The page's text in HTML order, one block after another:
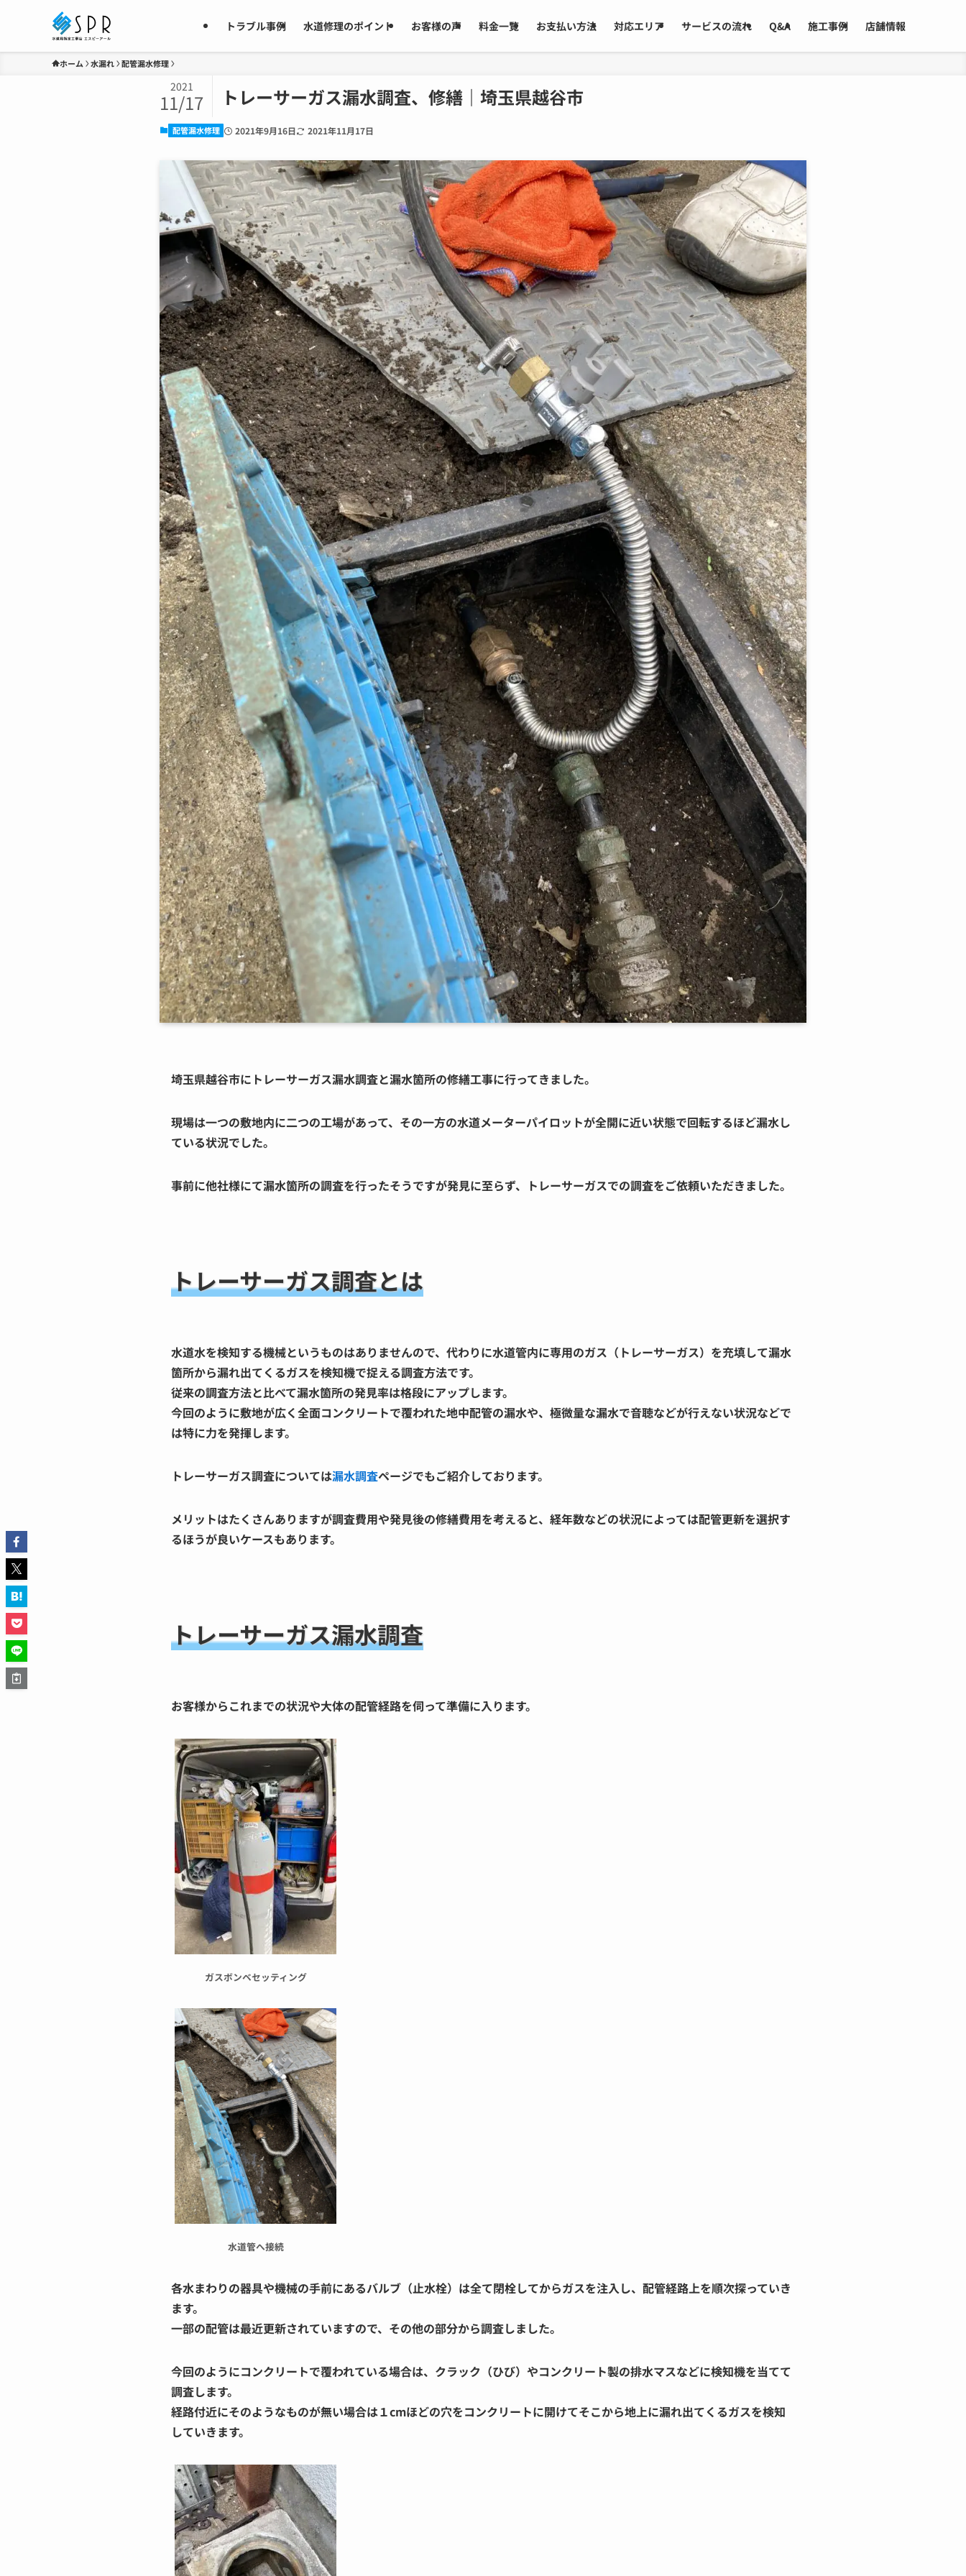
トラブル事例 水道修理のポイント お客様の声 料金一覧 お支払い方法 対応エリア サービスの流れ Q&A 施工事例 店舗情報
ホーム 水漏れ 配管漏水修理
トレーサーガス漏水調査、修繕｜埼玉県越谷市
2021
11/17
配管漏水修理 2021年9月16日 2021年11月17日
埼玉県越谷市にトレーサーガス漏水調査と漏水箇所の修繕工事に行ってきました。
現場は一つの敷地内に二つの工場があって、その一方の水道メーターパイロットが全開に近い状態で回転するほど漏水し
ている状況でした。
事前に他社様にて漏水箇所の調査を行ったそうですが発見に至らず、トレーサーガスでの調査をご依頼いただきました。
トレーサーガス調査とは
水道水を検知する機械というものはありませんので、代わりに水道管内に専用のガス（トレーサーガス）を充填して漏水
箇所から漏れ出てくるガスを検知機で捉える調査方法です。
従来の調査方法と比べて漏水箇所の発見率は格段にアップします。
今回のように敷地が広く全面コンクリートで覆われた地中配管の漏水や、極微量な漏水で音聴などが行えない状況などで
は特に力を発揮します。
トレーサーガス調査については漏水調査ページでもご紹介しております。
メリットはたくさんありますが調査費用や発見後の修繕費用を考えると、経年数などの状況によっては配管更新を選択す
るほうが良いケースもあります。
トレーサーガス漏水調査
お客様からこれまでの状況や大体の配管経路を伺って準備に入ります。
ガスボンベセッティング
水道管へ接続
各水まわりの器具や機械の手前にあるバルブ（止水栓）は全て閉栓してからガスを注入し、配管経路上を順次探っていき
ます。
一部の配管は最近更新されていますので、その他の部分から調査しました。
今回のようにコンクリートで覆われている場合は、クラック（ひび）やコンクリート製の排水マスなどに検知機を当てて
調査します。
経路付近にそのようなものが無い場合は１cmほどの穴をコンクリートに開けてそこから地上に漏れ出てくるガスを検知
していきます。